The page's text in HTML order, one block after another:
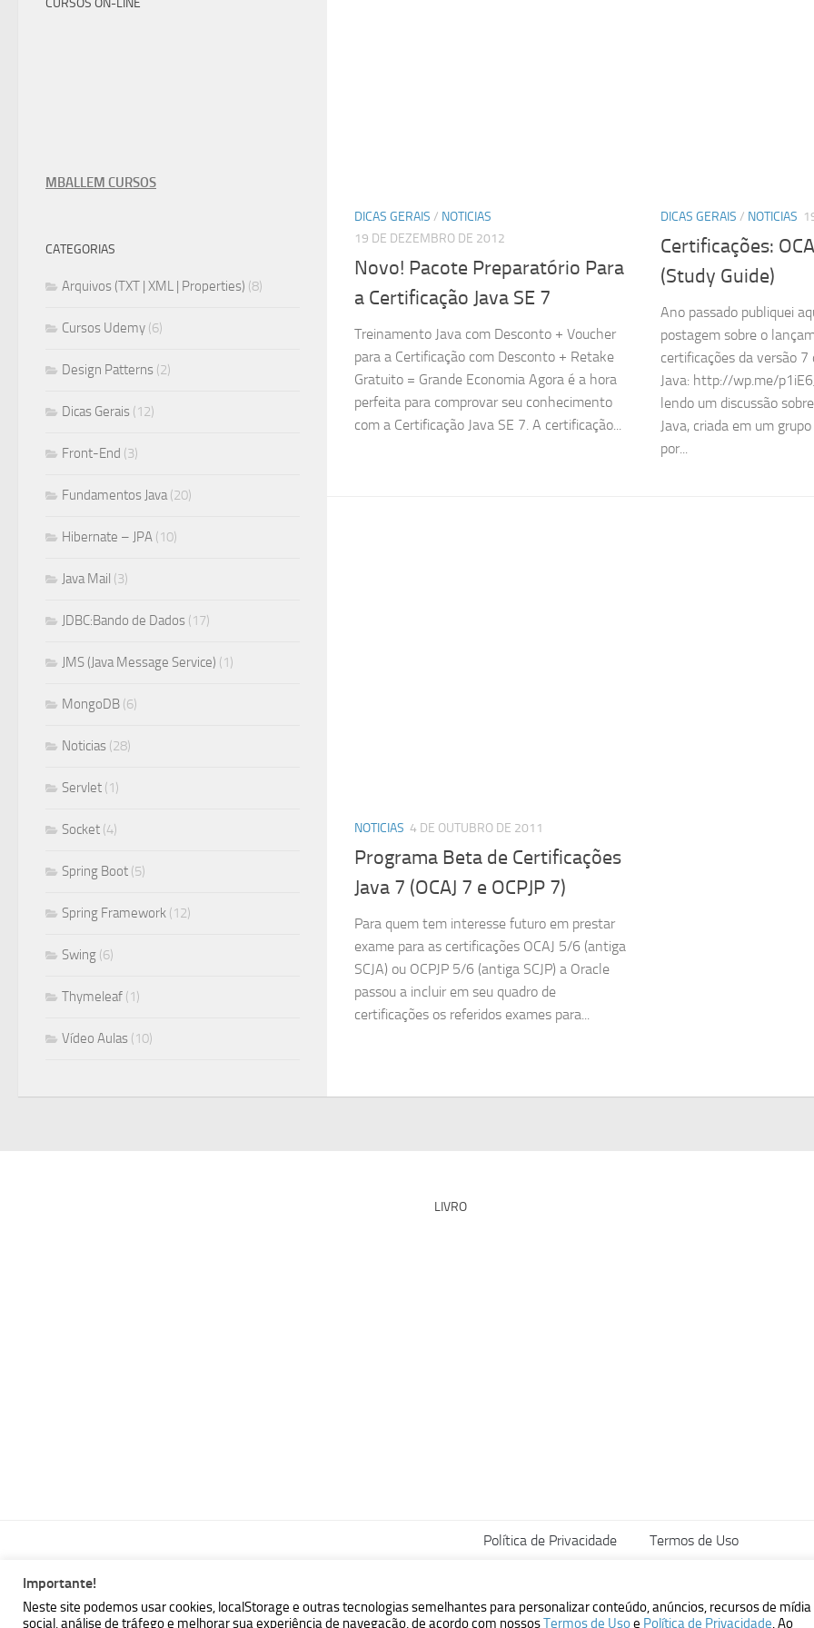
DICAS GERAIS / NOTICIAS
19 DE DEZEMBRO DE 2012
Novo! Pacote Preparatório Para
a Certificação Java SE 7
Treinamento Java com Desconto + Voucher
para a Certificação com Desconto + Retake
Gratuito = Grande Economia Agora é a hora
perfeita para comprovar seu conhecimento
com a Certificação Java SE 7. A certificação...
DICAS GERAIS / NOTICIAS
Certificações:
(Study Guide)
Ano passado publiquei
postagem sobre o
certificações da versão 7
Java: http://wp.me/
lendo um discussão
Java, criada em um
por...
NOTICIAS 4 DE OUTUBRO DE 2011
Programa Beta de Certificações
Java 7 (OCAJ 7 e OCPJP 7)
Para quem tem interesse futuro em prestar
exame para as certificações OCAJ 5/6 (antiga
SCJA) ou OCPJP 5/6 (antiga SCJP) a Oracle
passou a incluir em seu quadro de
certificações os referidos exames para...
CURSOS ON-LINE
MBALLEM CURSOS
CATEGORIAS
Arquivos (TXT | XML | Properties) (8)
Cursos Udemy (6)
Design Patterns (2)
Dicas Gerais (12)
Front-End (3)
Fundamentos Java(20)
Hibernate – JPA (10)
Java Mail (3)
JDBC:Bando de Dados (17)
JMS (Java Message Service) (1)
MongoDB (6)
Noticias (28)
Servlet (1)
Socket (4)
Spring Boot (5)
Spring Framework (12)
Swing (6)
Thymeleaf (1)
Vídeo Aulas (10)
LIVRO
Política de Privacidade Termos de Uso
MBallem | Programando com Java © 2026. Todos Direitos Reservados.
Powered by - Designed with theHueman theme
Importante!
Neste site podemos usar cookies, localStorage e outras tecnologias semelhantes para personalizar conteúdo, anúncios, recursos de mídia
social, análise de tráfego e melhorar sua experiência de navegação, de acordo com nossosTermos de Usoe Política de Privacidade. Ao